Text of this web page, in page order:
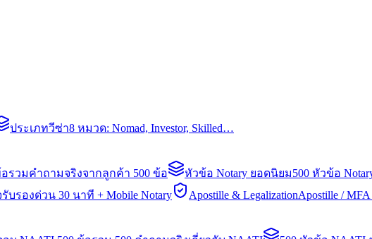
ประเภทวีซ่า8 หมวด: Nomad, Investor, Skilled…
รวมคำถามจริงจากลูกค้า 500 ข้อ หัวข้อ Notary ยอดนิยม500 หัวข้อ
รับรองด่วน 30 นาที + Mobile Notary Apostille & LegalizationApostille /